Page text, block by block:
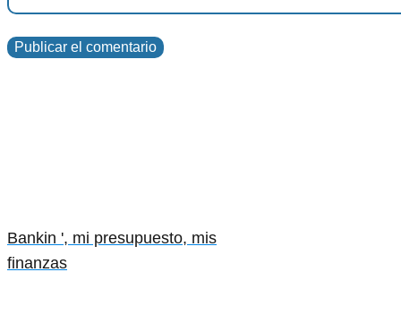
Bankin ', mi presupuesto, mis
finanzas